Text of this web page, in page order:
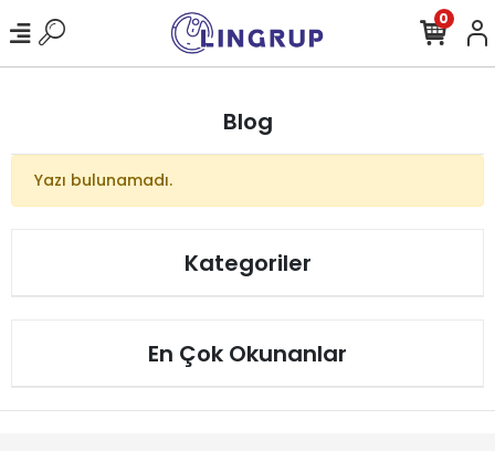
0
Blog
Yazı bulunamadı.
Kategoriler
En Çok Okunanlar